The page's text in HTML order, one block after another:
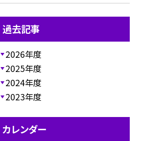
過去記事
2026年度
2025年度
2024年度
2023年度
カレンダー